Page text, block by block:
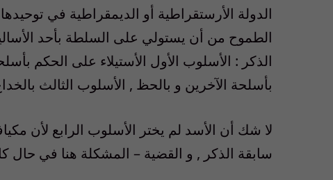
الدولة الأرستقراطية أو الديمقراطية في
الطموح من أن يستولي على السلطة بأحد
الذكر : الأسلوب الأول الأستيلاء على الحكم
بأسلحة الآخرين و بالحظ , الأسلوب الثالث
لا شك أن الأسد لم يختر الأسلوب الرابع لأن
سابقة الذكر , و القضية – المشكلة هنا في حال